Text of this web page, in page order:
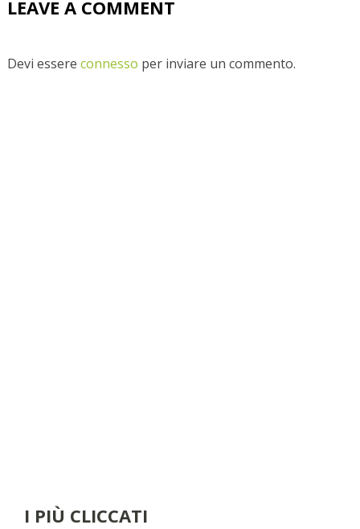
LEAVE A COMMENT
Devi essere connesso per inviare un commento.
I PIÙ CLICCATI